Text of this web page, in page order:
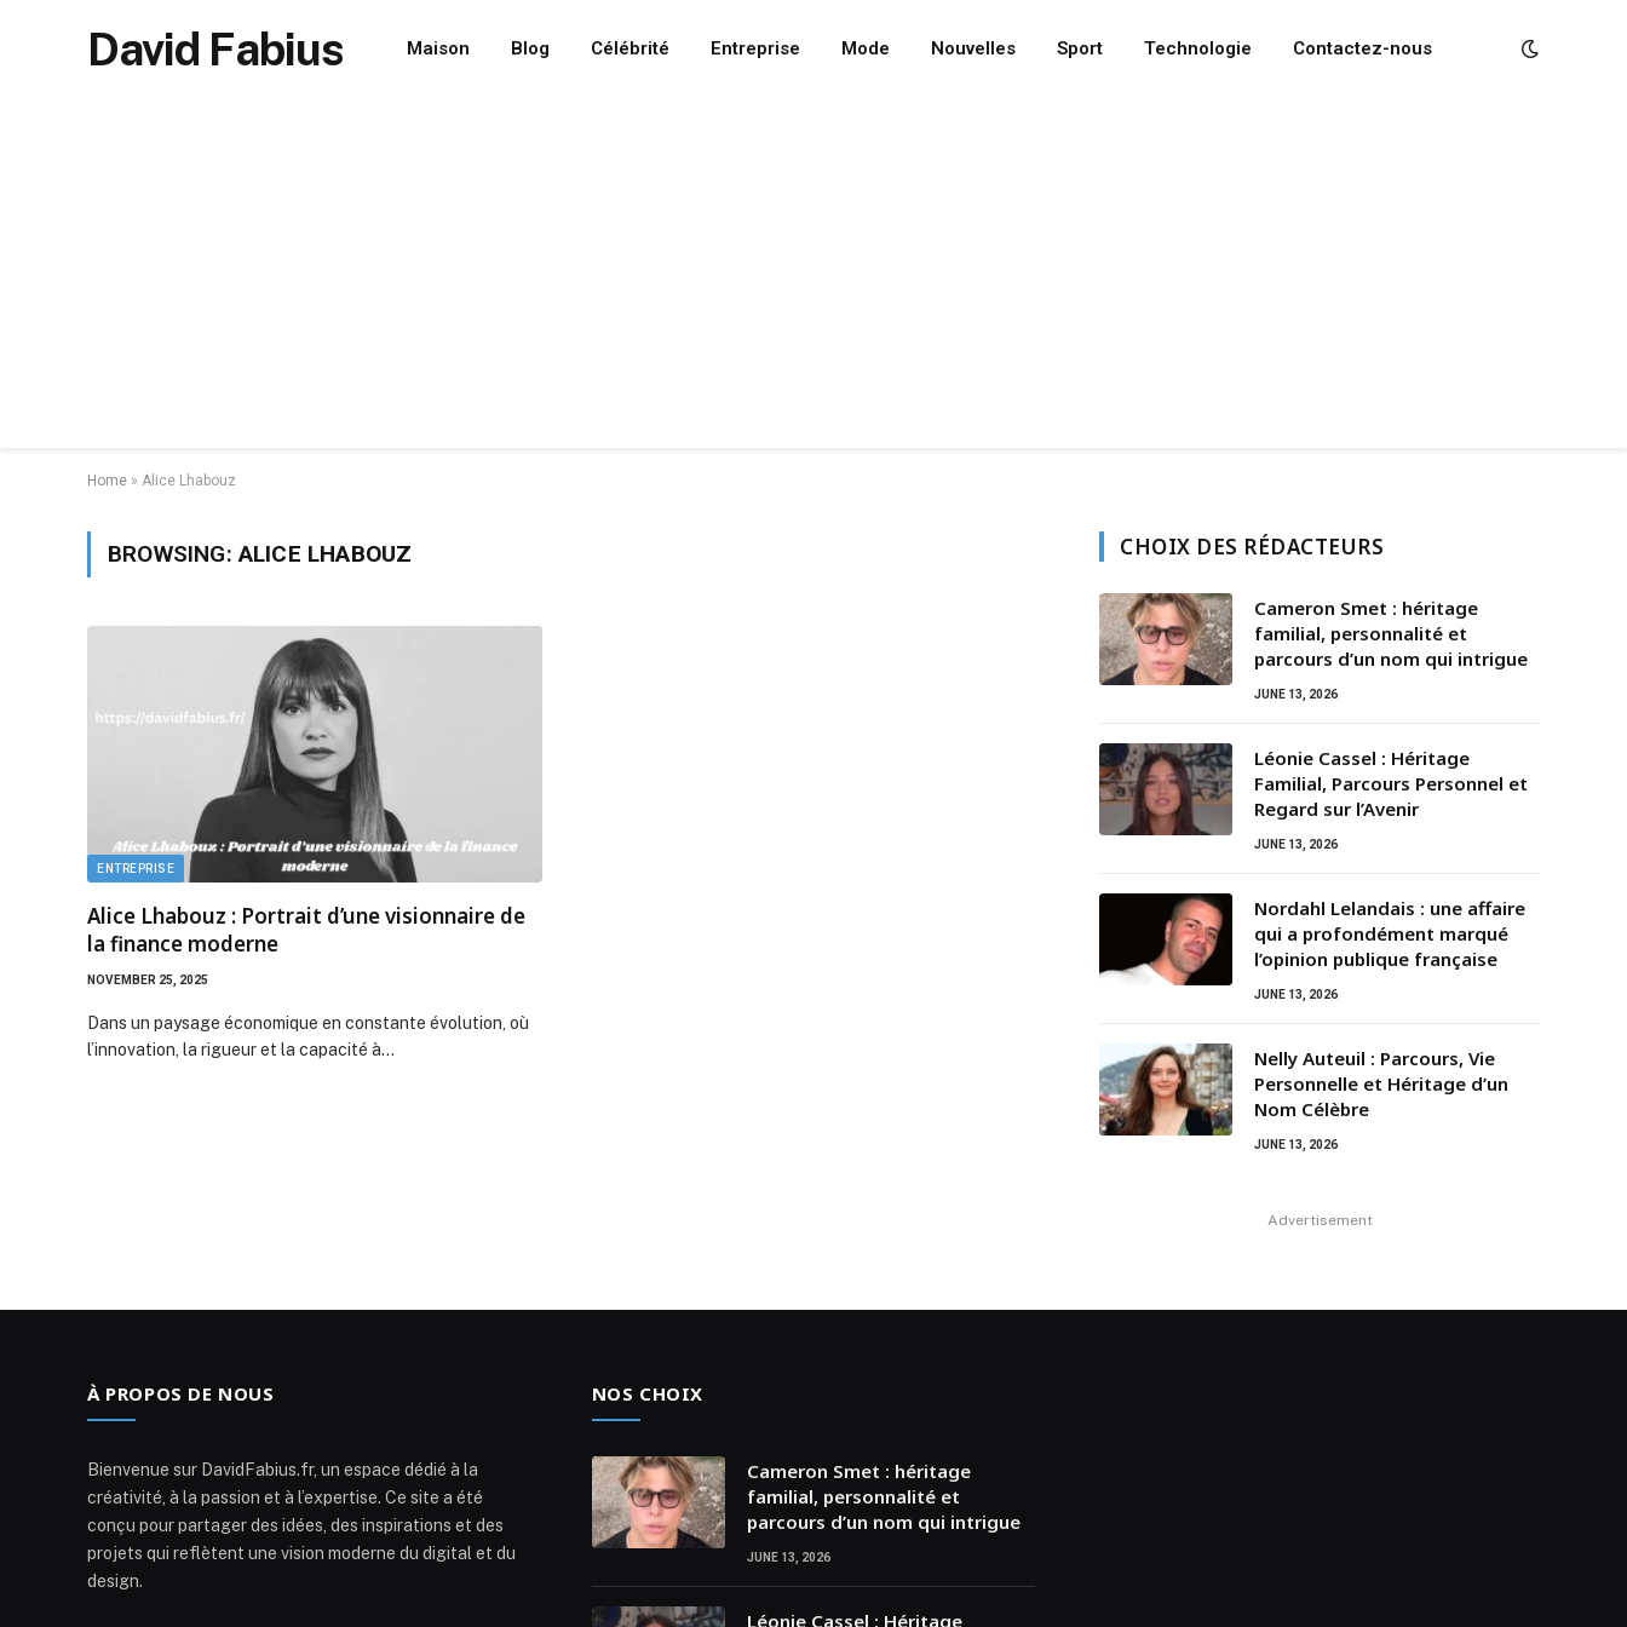
David Fabius Maison Blog Célébrité Entreprise Mode Nouvelles Sport Technologie Contactez-nous
Home » Alice Lhabouz
BROWSING:ALICE LHABOUZ
ENTREPRISE
Alice Lhabouz : Portrait d’une visionnaire de
la finance moderne
NOVEMBER 25, 2025
Dans un paysage économique en constante évolution, où
l’innovation, la rigueur et la capacité à…
CHOIX DES RÉDACTEURS
Cameron Smet : héritage
familial, personnalité et
parcours d’un nom qui intrigue
JUNE 13, 2026
Léonie Cassel : Héritage
Familial, Parcours Personnel et
Regard sur l’Avenir
JUNE 13, 2026
Nordahl Lelandais : une affaire
qui a profondément marqué
l’opinion publique française
JUNE 13, 2026
Nelly Auteuil : Parcours, Vie
Personnelle et Héritage d’un
Nom Célèbre
JUNE 13, 2026
Advertisement
À PROPOS DE NOUS
Bienvenue sur DavidFabius.fr, un espace dédié à la
créativité, à la passion et à l’expertise. Ce site a été
conçu pour partager des idées, des inspirations et des
projets qui reflètent une vision moderne du digital et du
design.
NOS CHOIX
Cameron Smet : héritage
familial, personnalité et
parcours d’un nom qui intrigue
JUNE 13, 2026
Léonie Cassel : Héritage